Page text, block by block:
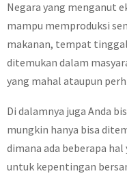
Negara yang menganut
mampu memproduksi
makanan, tempat
ditemukan dalam
yang mahal ataupun
Di dalamnya juga Anda
mungkin hanya bisa
dimana ada beberapa
untuk kepentingan